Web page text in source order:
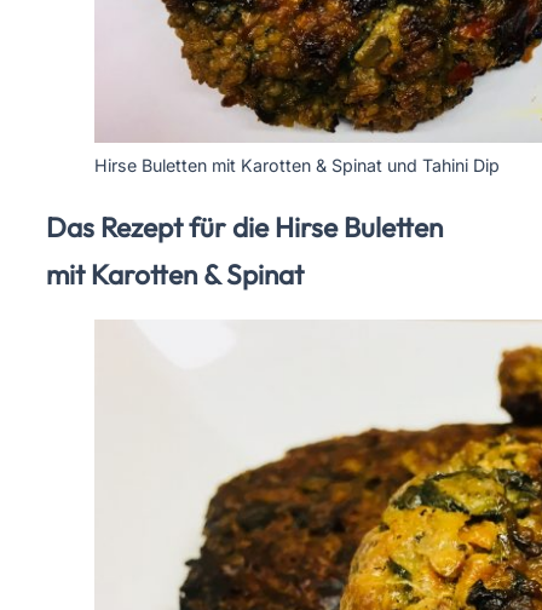
Hirse Buletten mit Karotten & Spinat und Tahini Dip
Das Rezept für die Hirse Buletten
mit Karotten & Spinat